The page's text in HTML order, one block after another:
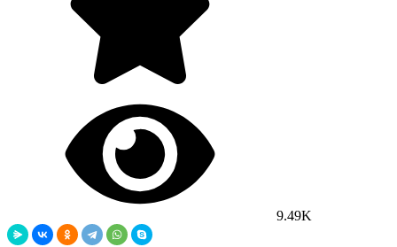
9.49K